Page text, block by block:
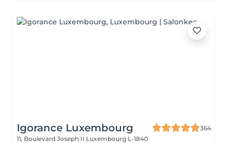
Igorance Luxembourg
364
11, Boulevard Joseph II Luxembourg L-1840